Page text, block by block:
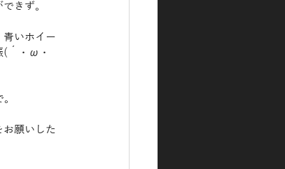
きず。
青いホイー
(´・ω・
願いした